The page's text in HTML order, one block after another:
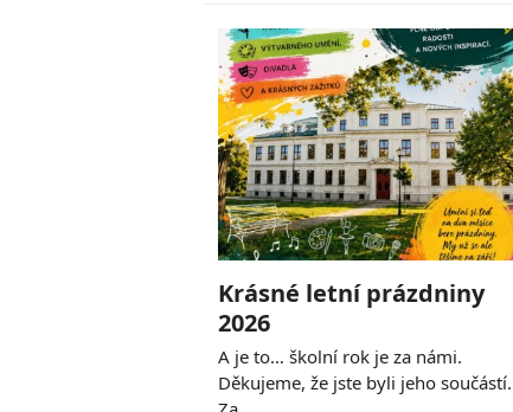
Krásné letní prázdniny
2026
A je to… školní rok je za námi.
Děkujeme, že jste byli jeho součástí.